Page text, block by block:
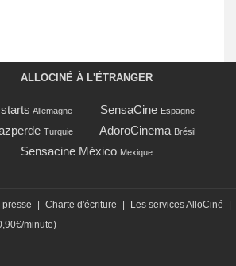
ALLOCINÉ À L'ÉTRANGER
Allemagne SensaCine Espagne
Turquie AdoroCinema Brésil
Sensacine México Mexique
presse Charte d'écriture Les services AlloCiné
minute)